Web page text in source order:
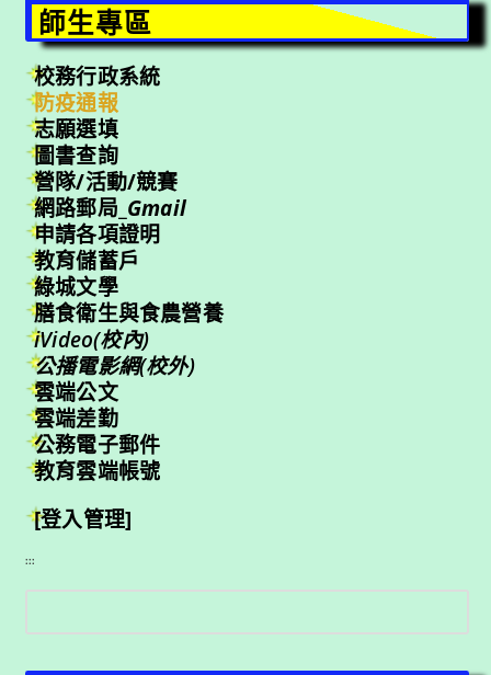
師生專區
校務行政系統
防疫通報
志願選填
圖書查詢
營隊/活動/競賽
網路郵局_ Gmail
申請各項證明
教育儲蓄戶
綠城文學
膳食衛生與食農營養
iVideo(校內)
公播電影網(校外)
雲端公文
雲端差勤
公務電子郵件
教育雲端帳號
[登入管理]
:::
搜
尋